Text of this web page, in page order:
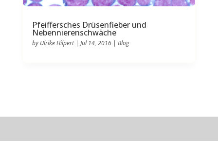
Pfeiffersches Drüsenfieber und
Nebennierenschwäche
by Ulrike Hilpert| Jul 14, 2016| Blog